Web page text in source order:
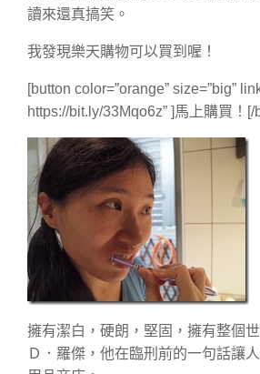
讀來還真搞笑。
我發現樂天購物可以買到喔！
[button color=”orange” size=”big”
https://bit.ly/33Mqo6z” ]馬上購買！[/
擁有潔白，硬朗，堅固，擁有整個
Ｄ．羅傑，他在臨刑前的一句話讓